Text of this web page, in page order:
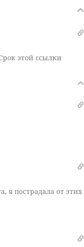
этой ссылки
я пострадала от этих